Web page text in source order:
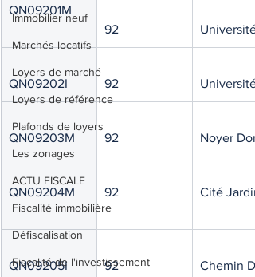
Immobilier neuf
Marchés locatifs
Loyers de marché
Loyers de référence
Plafonds de loyers
Les zonages
ACTU FISCALE
Fiscalité immobilière
Défiscalisation
Fiscalité de l'investissement
QN09201M
92
Université
QN09202I 92 Université
QN09203M 92 Noyer
QN09204M 92 Cité
QN09205I 92
Chemin